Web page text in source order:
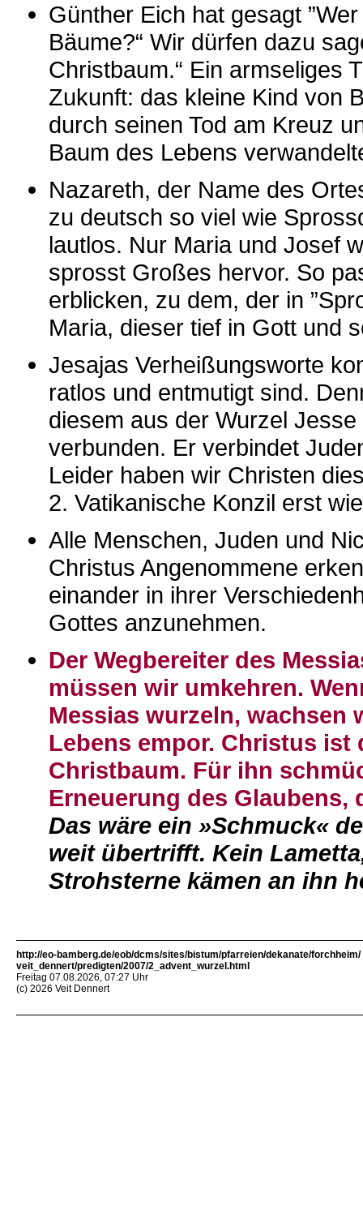
Günther Eich hat gesagt
Bäume?“ Wir dürfen dazu
Christbaum.“ Ein armseliges
Zukunft: das kleine Kind von
durch seinen Tod am Kreuz
Baum des Lebens
Nazareth, der Name des
zu deutsch so viel wie
lautlos. Nur Maria und Josef
sprosst Großes hervor. So
erblicken, zu dem, der in
Maria, dieser tief in Gott und
Jesajas Verheißungsworte
ratlos und entmutigt sind.
diesem aus der Wurzel
verbunden. Er verbindet
Leider haben wir Christen
2. Vatikanische Konzil erst
Alle Menschen, Juden und
Christus Angenommene
einander in ihrer
Gottes anzunehmen.
Der Wegbereiter des
müssen wir umkehren.
Messias wurzeln, wachsen
Lebens empor. Christus ist
Christbaum. Für ihn
Erneuerung des
Das wäre ein »Schmuck«
weit übertrifft. Kein
Strohsterne kämen an ihn
http://eo-bamberg.de/eob/dcms/sites/bistum/pfarreien/dekanate/forchheim/
veit_dennert/predigten/2007/2_advent_wurzel.html
Freitag 07.08.2026, 07:27 Uhr
(c) 2026 Veit Dennert